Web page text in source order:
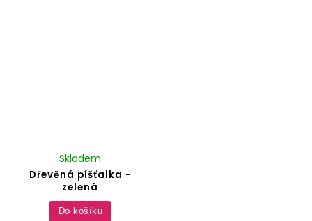
Dřevěná píšťalka -
zelená
Skladem
Do košíku